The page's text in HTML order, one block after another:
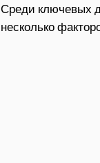
Среди ключевых
несколько